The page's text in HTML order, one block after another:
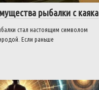
рыбалки с каяка
стал настоящим символом
Если раньше